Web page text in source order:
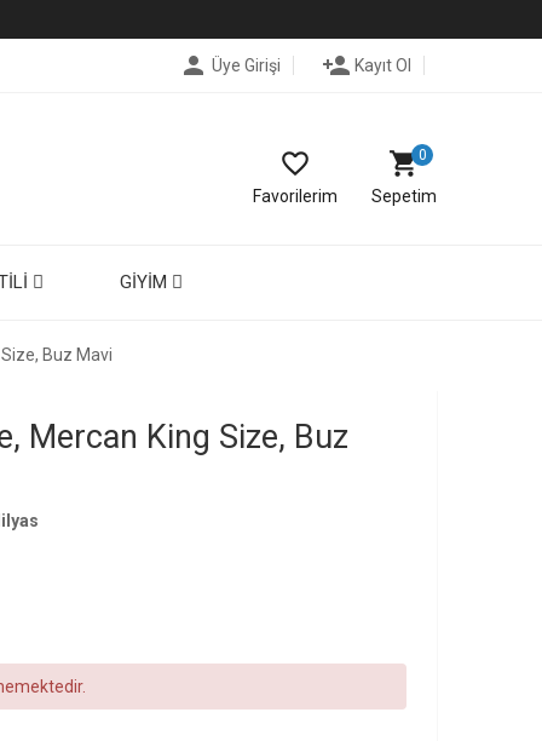
person Üye Girişi person_add Kayıt Ol
favorite_border
Favorilerim
shopping_cart
Sepetim
0
GIYIM
Buz Mavi
Mercan King Size, Buz